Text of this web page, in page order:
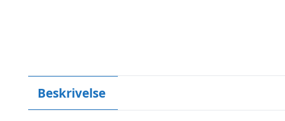
Beskrivelse